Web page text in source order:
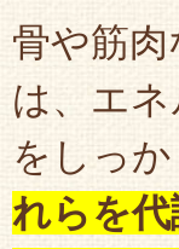
骨や筋
は、エ
をしっ
れらを